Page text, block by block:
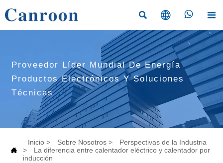
   
Proveedor Líder Mundial De Energía
Productos Electrónicos Y Soluciones
Técnicas

Inicio > Sobre Nosotros >
Perspectivas de la Industria
>
La diferencia entre calentador eléctrico y calentador por
inducción